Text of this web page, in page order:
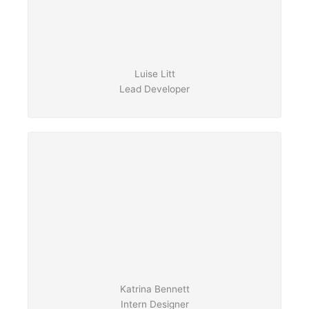
Luise Litt
Lead Developer
Katrina Bennett
Intern Designer